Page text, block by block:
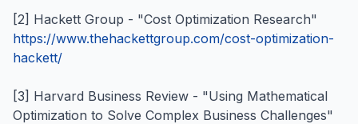
[2] Hackett Group - "Cost Optimization Research"
https://www.thehackettgroup.com/cost-optimization-
hackett/
[3] Harvard Business Review - "Using Mathematical
Optimization to Solve Complex Business Challenges"